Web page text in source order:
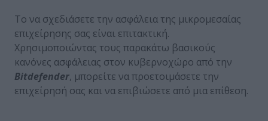
Το να σχεδιάσετε την ασφάλεια της μικρομεσαίας
επιχείρησης σας είναι επιτακτική.
Χρησιμοποιώντας τους παρακάτω βασικούς
κανόνες ασφάλειας στον κυβερνοχώρο από την
Bitdefender, μπορείτε να προετοιμάσετε την
επιχείρησή σας και να επιβιώσετε από μια επίθεση.